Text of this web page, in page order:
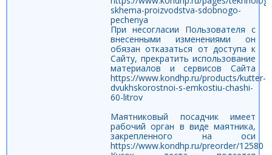
skhema-proizvodstva-sdobnogo-
pechenya
При несогласии Пользователя с
внесенными изменениями он
обязан отказаться от доступа к
Сайту, прекратить использование
материалов и сервисов Сайта
https://www.kondhp.ru/products/kutter-
dvukhskorostnoi-s-emkostiu-chashi-
60-litrov
Маятниковый посадчик имеет
рабочий орган в виде маятника,
закрепленного на оси
https://www.kondhp.ru/preorder/12580